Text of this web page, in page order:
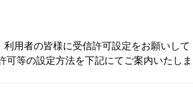
用者の皆様に受信許可設定をお願いして
等の設定方法を下記にてご案内いたしま